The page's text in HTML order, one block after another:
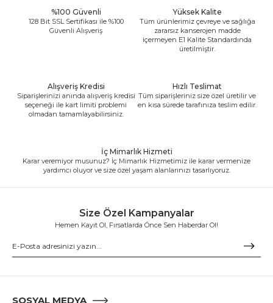
%100 Güvenli
128 Bit SSL Sertifikası ile %100
Güvenli Alışveriş
Yüksek Kalite
Tüm ürünlerimiz çevreye ve sağlığa
zararsız kanserojen madde
içermeyen E1 Kalite Standardında
üretilmiştir.
Alışveriş Kredisi
Siparişlerinizi anında alışveriş kredisi
seçeneği ile kart limiti problemi
olmadan tamamlayabilirsiniz.
Hızlı Teslimat
Tüm siparişleriniz size özel üretilir ve
en kısa sürede tarafınıza teslim edilir.
İç Mimarlık Hizmeti
Karar veremiyor musunuz? İç Mimarlık Hizmetimiz ile karar vermenize
yardımcı oluyor ve size özel yaşam alanlarınızı tasarlıyoruz.
Size Özel Kampanyalar
Hemen Kayıt Ol, Fırsatlarda Önce Sen Haberdar Ol!
SOSYAL MEDYA